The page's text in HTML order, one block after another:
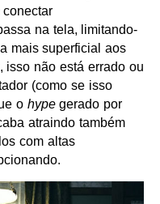
na tela, limitando-
mais superficial aos
isso não está errado ou
(como se isso
o hypegerado por
atraindo também
com altas